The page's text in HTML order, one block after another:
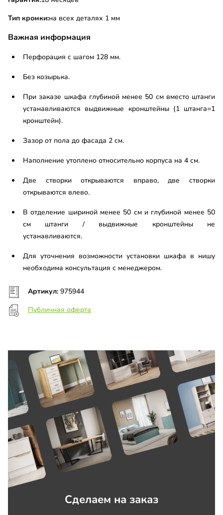
Тип кромки:на всех деталях 1 мм
Важная информация
Перфорация с шагом 128 мм.
Без козырька.
При заказе шкафа глубиной менее 50 см вместо штанги
устанавливаются выдвижные кронштейны (1 штанга=1
кронштейн).
Зазор от пола до фасада 2 см.
Наполнение утоплено относительно корпуса на 4 см.
Две створки открываются вправо, две створки
открываются влево.
В отделение шириной менее 50 см и глубиной менее 50
см штанги / выдвижные кронштейны не
устанавливаются.
Для уточнения возможности установки шкафа в нишу
необходима консультация с менеджером.
Артикул: 975944
Публичная оферта
Сделаем на заказ